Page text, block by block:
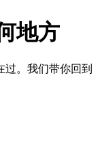
地方
。我们带你回到